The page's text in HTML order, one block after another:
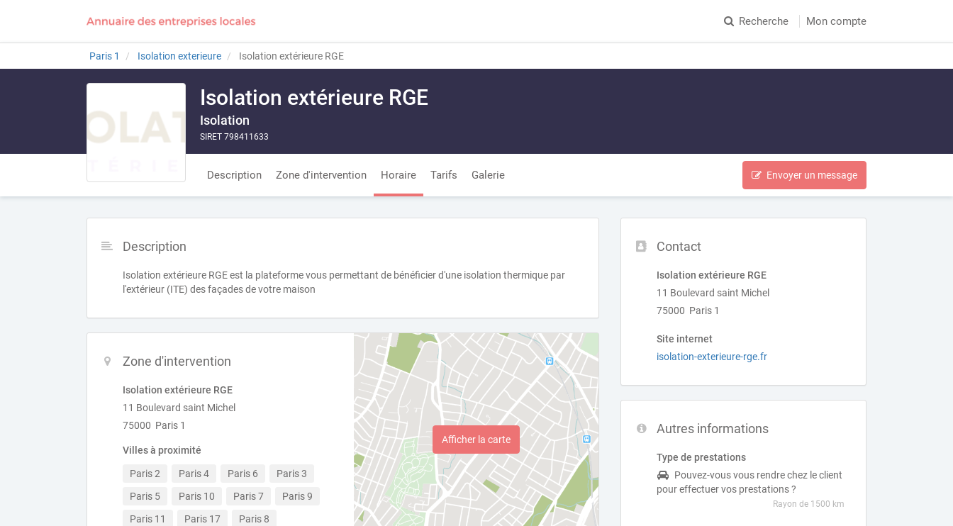
Recherche Mon compte
Paris 1 Isolation exterieure Isolation extérieure RGE
Isolation extérieure RGE
Isolation
SIRET 798411633
Description Zone d'intervention Horaire Tarifs Galerie Envoyer un message
Contact
Isolation extérieure RGE
11 Boulevard saint Michel
75000 Paris 1
Site internet
isolation-exterieure-rge.fr
Autres informations
Type de prestations
Pouvez-vous vous rendre chez le client
pour effectuer vos prestations ?
Rayon de 1500 km
Description
Isolation extérieure RGE est la plateforme vous permettant de bénéficier d'une isolation thermique par
l'extérieur (ITE) des façades de votre maison
Zone d'intervention
Isolation extérieure RGE
11 Boulevard saint Michel
75000 Paris 1
Villes à proximité
Paris 2 Paris 4 Paris 6
Paris 3
Paris 5
Paris 10 Paris 7
Paris 9
Paris 11
Paris 17
Paris 8
Afficher la carte